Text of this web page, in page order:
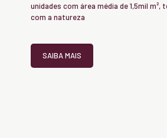
unidades com área média de 1,5mil
com a natureza
SAIBA MAIS